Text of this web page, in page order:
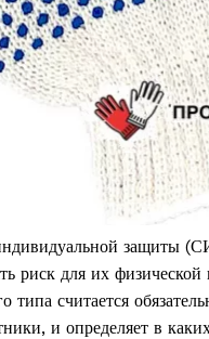
защиты
риск для их
типа считается
и определяет в